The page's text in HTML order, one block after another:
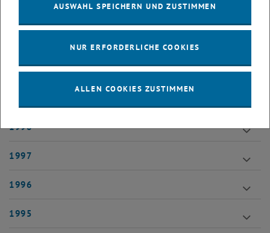
2000
1998
1997
1996
1995
AUSWAHL SPEICHERN UND ZUSTIMMEN
NUR ERFORDERLICHE COOKIES
ALLEN COOKIES ZUSTIMMEN